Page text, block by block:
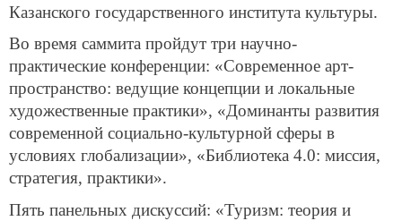
Казанского государственного института культуры.
Во время саммита пройдут три научно-
практические конференции: «Современное арт-
пространство: ведущие концепции и локальные
художественные практики», «Доминанты развития
современной социально-культурной сферы в
условиях глобализации», «Библиотека 4.0: миссия,
стратегия, практики».
Пять панельных дискуссий: «Туризм: теория и